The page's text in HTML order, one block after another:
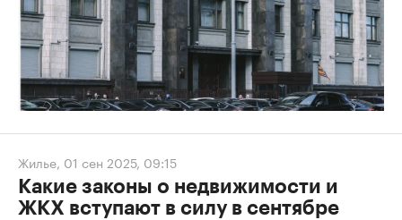
Жилье, 01 сен 2025, 09:15
Какие законы о недвижимости и
ЖКХ вступают в силу в сентябре